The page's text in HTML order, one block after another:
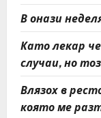
В онази
Като лекар
случаи, но
Влязох в
която ме